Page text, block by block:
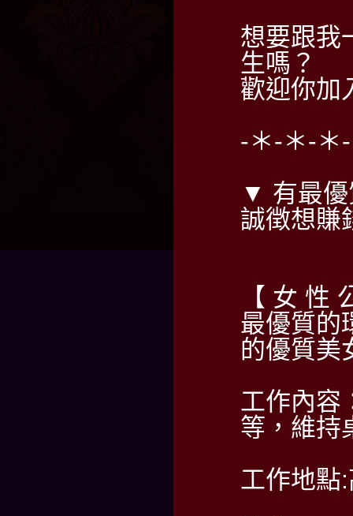
想要跟我
生嗎？
歡迎你加
-＊-＊-＊
▼ 有最
誠徴想賺
【 女 性
最優質的
的優質美
工作內容
等，維持
工作地點